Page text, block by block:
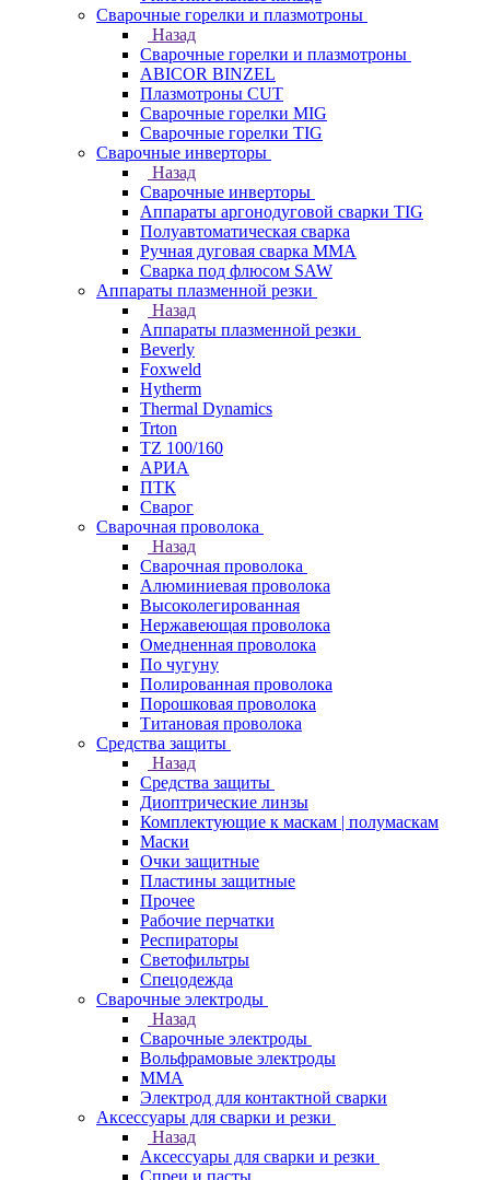
Сварочные горелки и плазмотроны
Назад
Сварочные горелки и плазмотроны
ABICOR BINZEL
Плазмотроны CUT
Сварочные горелки MIG
Сварочные горелки TIG
Сварочные инверторы
Назад
Сварочные инверторы
Аппараты аргонодуговой сварки TIG
Полуавтоматическая сварка
Ручная дуговая сварка MMA
Сварка под флюсом SAW
Аппараты плазменной резки
Назад
Аппараты плазменной резки
Beverly
Foxweld
Hytherm
Thermal Dynamics
Trton
TZ 100/160
АРИА
ПТК
Сварог
Сварочная проволока
Назад
Сварочная проволока
Алюминиевая проволока
Высоколегированная
Нержавеющая проволока
Омедненная проволока
По чугуну
Полированная проволока
Порошковая проволока
Титановая проволока
Средства защиты
Назад
Средства защиты
Диоптрические линзы
Комплектующие к маскам | полумаскам
Маски
Очки защитные
Пластины защитные
Прочее
Рабочие перчатки
Респираторы
Светофильтры
Спецодежда
Сварочные электроды
Назад
Сварочные электроды
Вольфрамовые электроды
ММА
Электрод для контактной сварки
Аксессуары для сварки и резки
Назад
Аксессуары для сварки и резки
Спреи и пасты